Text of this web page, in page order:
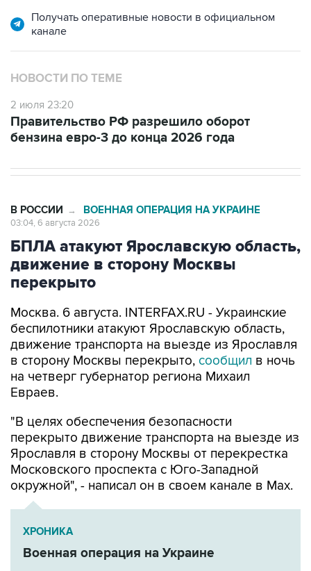
Получать оперативные новости в официальном
канале
НОВОСТИ ПО ТЕМЕ
2 июля 23:20
Правительство РФ разрешило оборот
бензина евро-3 до конца 2026 года
В РОССИИ → ВОЕННАЯ ОПЕРАЦИЯ НА УКРАИНЕ
03:04, 6 августа 2026
БПЛА атакуют Ярославскую область,
движение в сторону Москвы
перекрыто
Москва. 6 августа. INTERFAX.RU - Украинские
беспилотники атакуют Ярославскую область,
движение транспорта на выезде из Ярославля
в сторону Москвы перекрыто, сообщил в ночь
на четверг губернатор региона Михаил
Евраев.
"В целях обеспечения безопасности
перекрыто движение транспорта на выезде из
Ярославля в сторону Москвы от перекрестка
Московского проспекта с Юго-Западной
окружной", - написал он в своем канале в Мах.
ХРОНИКА
Военная операция на Украине